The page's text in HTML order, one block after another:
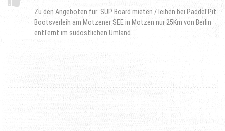
Zu den Angeboten für: SUP Board mieten / leihen bei Paddel Pit
Bootsverleih am Motzener SEE in Motzen nur 25Km von Berlin
entfernt im südöstlichen Umland.